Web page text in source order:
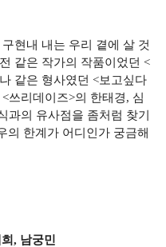
현내 내는 우리 곁에 살 것
같은 작가의 작품이었던 <
같은 형사였던 <보고싶다
쓰리데이즈>의 한태경, 심
과의 유사점을 좀처럼 찾기
의 한계가 어디인가 궁금해
, 남궁민